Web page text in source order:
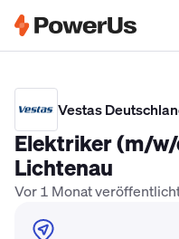
Vestas
Elektriker (m/
Lichtenau
Vor 1 Monat